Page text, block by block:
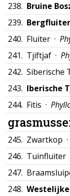
238. Bruine
239. Bergfluiter
240. Fluiter ·
241. Tjiftjaf ·
242. Siberische
243. Iberische
244. Fitis ·
245. Zwartkop ·
246. Tuinfluiter
247.
248.